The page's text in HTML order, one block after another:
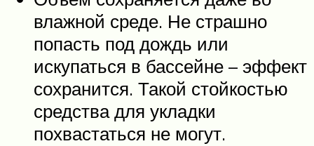
влажной среде. Не страшно
попасть под дождь или
искупаться в бассейне – эффект
сохранится. Такой стойкостью
средства для укладки
похвастаться не могут.